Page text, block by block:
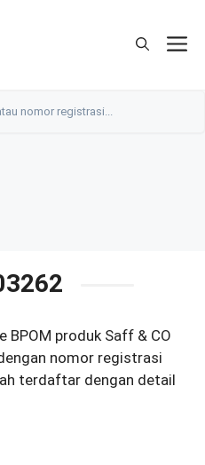
BPOM produk Saff & CO
nomor registrasi
terdaftar dengan detail